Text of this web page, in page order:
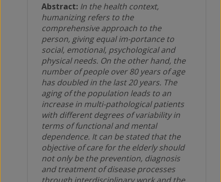
Abstract: In the health context,
humanizing refers to the
comprehensive approach to the
person, giving equal im-portance to
social, emotional, psychological and
physical needs. On the other hand, the
number of people over 80 years of age
has doubled in the last 20 years. The
aging of the population leads to an
increase in multi-pathological patients
with different degrees of variability in
terms of functional and mental
dependence. It can be stated that the
objective of care for the elderly should
not only be the prevention, diagnosis
and treatment of disease processes